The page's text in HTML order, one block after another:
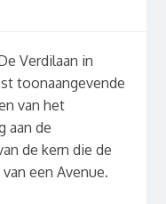
Verdilaan in
toonaangevende
van het
aan de
de kern die de
een Avenue.